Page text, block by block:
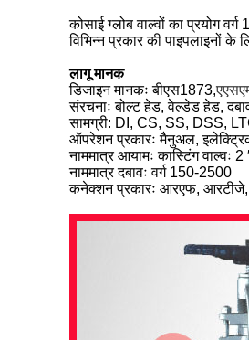
कोसाई ग्लोब वाल्वों का प्रयोग
विभिन्न प्रकार की पाइपलाइनों
लागू मानक
डिजाइन मानकः बीएस1873,
संरचनाः बोल्ट हेड, वेल्डेड हेड,
सामग्री: DI, CS, SS, DSS,
ऑपरेशन प्रकारः मैनुअल,
नाममात्र आयामः कास्टिंग वाल्वः 2
नाममात्र दबावः वर्ग 150-2500
कनेक्शन प्रकारः आरएफ, आरटीजे,